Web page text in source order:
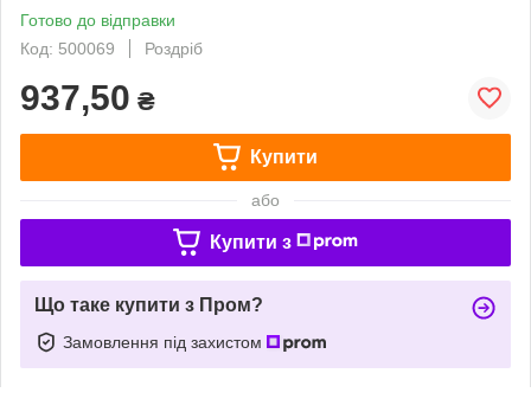
Готово до відправки
Код: 500069
Роздріб
937,50 ₴
Купити
або
Купити з
Що таке купити з Пром?
Замовлення під захистом